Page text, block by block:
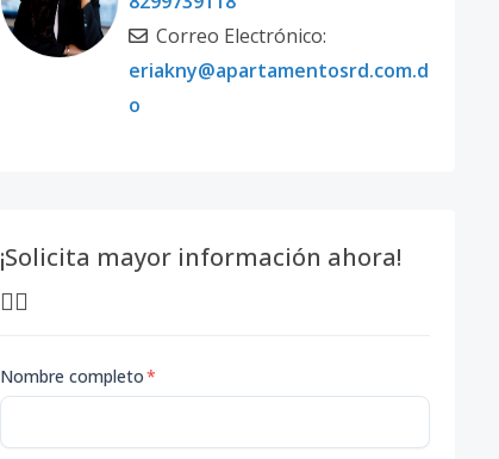
Correo Electrónico:
eriakny@apartamentosrd.com.d
o
¡Solicita mayor información ahora!
👇🏽
Nombre completo*